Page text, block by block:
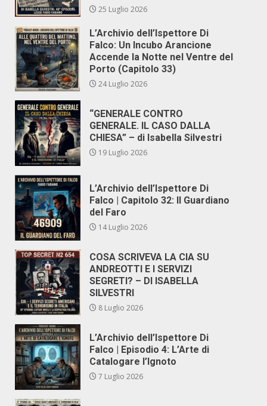
25 Luglio 2026
L’Archivio dell’Ispettore Di
Falco: Un Incubo Arancione
Accende la Notte nel Ventre del
Porto (Capitolo 33)
24 Luglio 2026
“GENERALE CONTRO
GENERALE. IL CASO DALLA
CHIESA” – di Isabella Silvestri
19 Luglio 2026
L’Archivio dell’Ispettore Di
Falco | Capitolo 32: Il Guardiano
del Faro
14 Luglio 2026
COSA SCRIVEVA LA CIA SU
ANDREOTTI E I SERVIZI
SEGRETI? – DI ISABELLA
SILVESTRI
8 Luglio 2026
L’Archivio dell’Ispettore Di
Falco | Episodio 4: L’Arte di
Catalogare l’Ignoto
7 Luglio 2026